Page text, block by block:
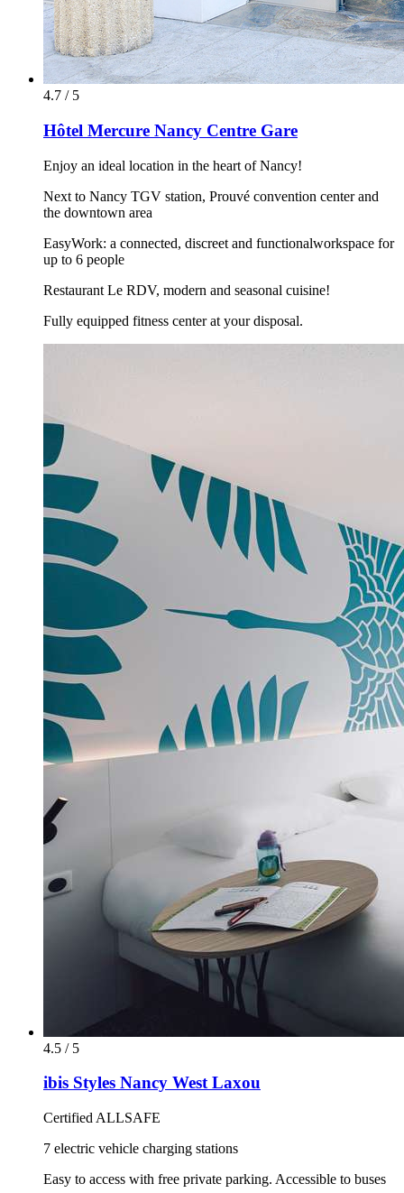
4.7 / 5
Hôtel Mercure Nancy Centre Gare
Enjoy an ideal location in the heart of Nancy!
Next to Nancy TGV station, Prouvé convention center and
the downtown area
EasyWork: a connected, discreet and functionalworkspace for
up to 6 people
Restaurant Le RDV, modern and seasonal cuisine!
Fully equipped fitness center at your disposal.
4.5 / 5
ibis Styles Nancy West Laxou
Certified ALLSAFE
7 electric vehicle charging stations
Easy to access with free private parking. Accessible to buses